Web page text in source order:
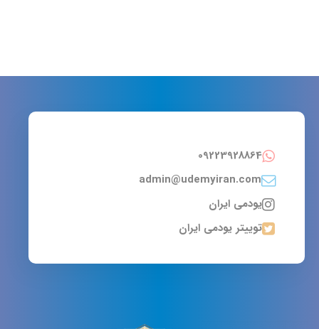
09223928864
admin@udemyiran.com
یودمی ایران
توییتر یودمی ایران